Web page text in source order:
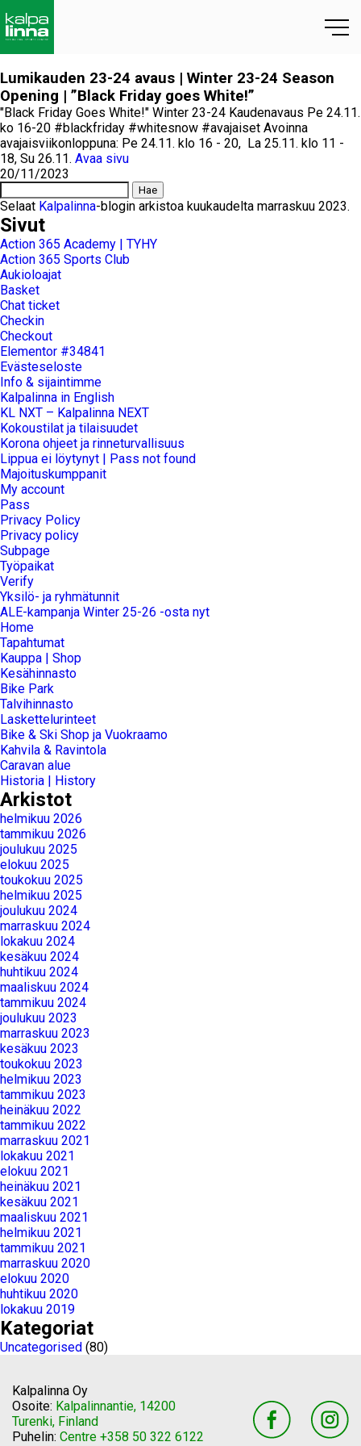
Lumikauden 23-24 avaus | Winter 23-24 Season
Opening | ”Black Friday goes White!”
"Black Friday Goes White!" Winter 23-24 Kaudenavaus Pe 24.11.
ko 16-20 #blackfriday #whitesnow #avajaiset Avoinna
avajaisviikonloppuna: Pe 24.11. klo 16 - 20, La 25.11. klo 11 -
18, Su 26.11. Avaa sivu
20/11/2023
Selaat Kalpalinna-blogin arkistoa kuukaudelta marraskuu 2023.
Sivut
Action 365 Academy | TYHY
Action 365 Sports Club
Aukioloajat
Basket
Chat ticket
Checkin
Checkout
Elementor #34841
Evästeseloste
Info & sijaintimme
Kalpalinna in English
KL NXT – Kalpalinna NEXT
Kokoustilat ja tilaisuudet
Korona ohjeet ja rinneturvallisuus
Lippua ei löytynyt | Pass not found
Majoituskumppanit
My account
Pass
Privacy Policy
Privacy policy
Subpage
Työpaikat
Verify
Yksilö- ja ryhmätunnit
ALE-kampanja Winter 25-26 -osta nyt
Home
Tapahtumat
Kauppa | Shop
Kesähinnasto
Bike Park
Talvihinnasto
Laskettelurinteet
Bike & Ski Shop ja Vuokraamo
Kahvila & Ravintola
Caravan alue
Historia | History
Arkistot
helmikuu 2026
tammikuu 2026
joulukuu 2025
elokuu 2025
toukokuu 2025
helmikuu 2025
joulukuu 2024
marraskuu 2024
lokakuu 2024
kesäkuu 2024
huhtikuu 2024
maaliskuu 2024
tammikuu 2024
joulukuu 2023
marraskuu 2023
kesäkuu 2023
toukokuu 2023
helmikuu 2023
tammikuu 2023
heinäkuu 2022
tammikuu 2022
marraskuu 2021
lokakuu 2021
elokuu 2021
heinäkuu 2021
kesäkuu 2021
maaliskuu 2021
helmikuu 2021
tammikuu 2021
marraskuu 2020
elokuu 2020
huhtikuu 2020
lokakuu 2019
Kategoriat
Uncategorised (80)
Kalpalinna Oy
Osoite: Kalpalinnantie, 14200
Turenki, Finland
Puhelin: Centre +358 50 322 6122